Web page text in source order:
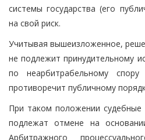
системы государства (его
на свой риск.
Учитывая вышеизложенное,
не подлежит принудительному
по неарбитрабельному
противоречит публичному
При таком положении
подлежат отмене на
Арбитражного